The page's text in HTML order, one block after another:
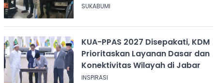
SUKABUMI
KUA-PPAS 2027 Disepakati, KDM
Prioritaskan Layanan Dasar dan
Konektivitas Wilayah di Jabar
INSPIRASI